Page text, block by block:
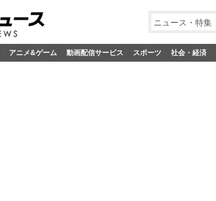
ニュース・特集
アニメ&ゲーム 動画配信サービス スポーツ 社会・経済